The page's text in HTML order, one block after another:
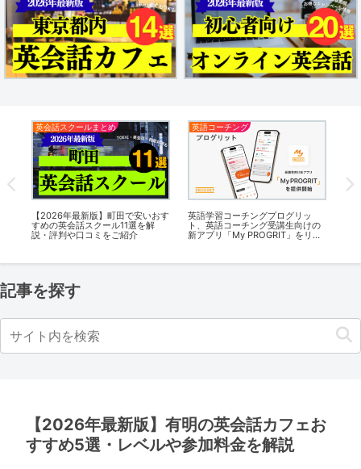
英会話カフェ
【2026年最新版】清澄白河の英会
話カフェおすすめ5選・レベルや参
加料金を解説
英会話カフェ
【2026年最新版】新百合ヶ丘の英
会話カフェおすすめ7選・レベルや
参加料金を解説
記事を探す
【2026年最新版】有明の英会話カフェお
すすめ5選・レベルや参加料金を解説